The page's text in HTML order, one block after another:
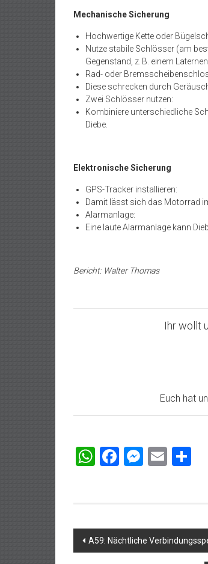
Mechanische Sicherung
Hochwertige Kette oder
Nutze stabile Schlösser (am
Gegenstand, z. B. einem
Rad- oder
Diese schrecken durch
Zwei Schlösser nutzen:
Kombiniere unterschiedliche
Diebe.
Elektronische Sicherung
GPS-Tracker installieren:
Damit lässt sich das Motorrad
Alarmanlage:
Eine laute Alarmanlage kann
Bericht: Walter Thomas
Ihr wollt
Euch hat
WhatsApp
Facebook
Email
A59: Nächtliche